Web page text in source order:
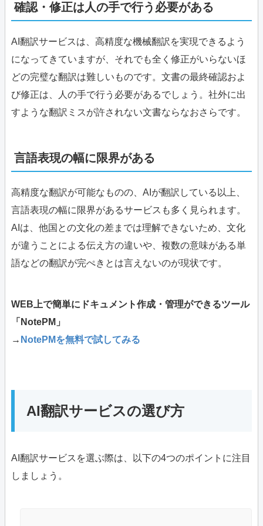
確認・修正は人の手で行う必要がある
AI翻訳サービスは、高精度な機械翻訳を実現できるよう
になってきていますが、それでも全く修正がいらないほ
どの完璧な翻訳は難しいものです。文書の最終確認およ
び修正は、人の手で行う必要があるでしょう。社外に出
すような翻訳ミスが許されない文書ならなおさらです。
言語表現の幅に限界がある
高精度な翻訳が可能なものの、AIが翻訳している以上、
言語表現の幅に限界があるサービスも多く見られます。
AIは、他国との文化の差までは理解できないため、文化
が違うことによる伝え方の違いや、複数の意味がある単
語などの翻訳が完ぺきとは言えないのが現状です。
WEB上で簡単にドキュメント作成・管理ができるツール
「NotePM」
→ NotePMを無料で試してみる
AI翻訳サービスの選び方
AI翻訳サービスを選ぶ際は、以下の4つのポイントに注目
しましょう。